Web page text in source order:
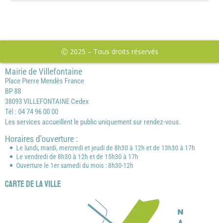
Ⓒ 2025 – Tous droits réservés
Mairie de Villefontaine
Place Pierre Mendès France
BP 88
38093 VILLEFONTAINE Cedex
Tél : 04 74 96 00 00
Les services accueillent le public uniquement sur rendez-vous.
Horaires d’ouverture :
Le lundi, mardi, mercredi et jeudi de 8h30 à 12h et de 13h30 à 17h
Le vendredi de 8h30 à 12h et de 15h30 à 17h
Ouverture le 1er samedi du mois : 8h30-12h
Carte de la ville